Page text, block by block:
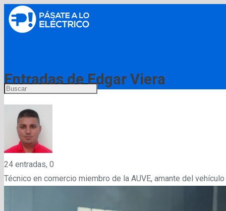
Entradas de Edgar Viera
24 entradas, 0
Técnico en comercio miembro de la AUVE, amante del